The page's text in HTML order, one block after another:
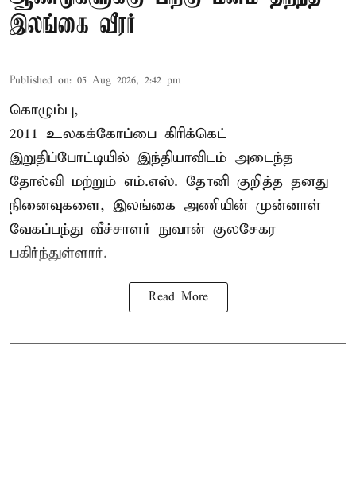
இலங்கை வீரர்
Published on: 05 Aug 2026, 2:42 pm
கொழும்பு,
2011 உலகக்கோப்பை கிரிக்கெட்
இறுதிப்போட்டியில் இந்தியாவிடம் அடைந்த
தோல்வி மற்றும் எம்.எஸ். தோனி குறித்த தனது
நினைவுகளை, இலங்கை அணியின் முன்னாள்
வேகப்பந்து வீச்சாளர் நுவான் குலசேகர
பகிர்ந்துள்ளார்.
Read More